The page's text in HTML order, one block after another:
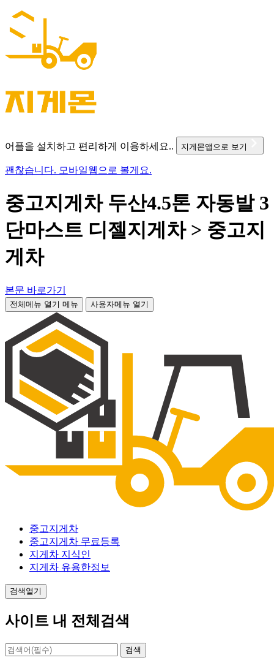
어플을 설치하고 편리하게 이용하세요.. 지게몬앱으로 보기
괜찮습니다. 모바일웹으로 볼게요.
중고지게차 두산4.5톤 자동발 3
단마스트 디젤지게차 > 중고지
게차
본문 바로가기
전체메뉴 열기 메뉴 사용자메뉴 열기
중고지게차
중고지게차 무료등록
지게차 지식인
지게차 유용한정보
검색열기
사이트 내 전체검색
검색